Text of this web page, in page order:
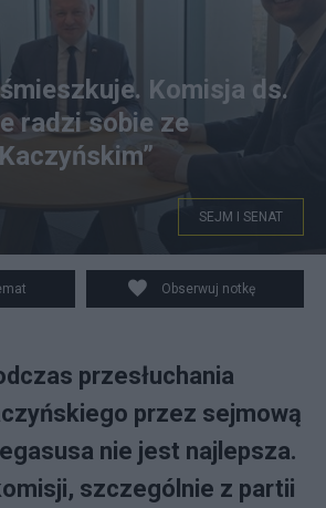
je naleśniki. Fot. X/Jowita
Komisja ds.
radzi sobie ze
SEJM I SENAT
Obserwuj notkę
przesłuchania
przez sejmową
nie jest najlepsza.
szczególnie z partii